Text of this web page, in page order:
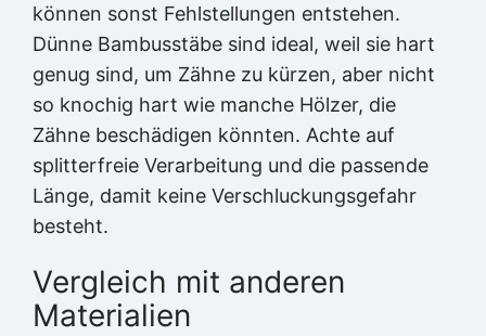
können sonst Fehlstellungen entstehen.
Dünne Bambusstäbe sind ideal, weil sie hart
genug sind, um Zähne zu kürzen, aber nicht
so knochig hart wie manche Hölzer, die
Zähne beschädigen könnten. Achte auf
splitterfreie Verarbeitung und die passende
Länge, damit keine Verschluckungsgefahr
besteht.
Vergleich mit anderen
Materialien